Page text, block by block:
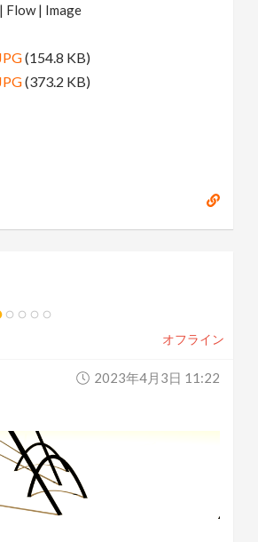
Flow | Image
(154.8 KB)
(373.2 KB)
オフライン
2023年4月3日 11:22